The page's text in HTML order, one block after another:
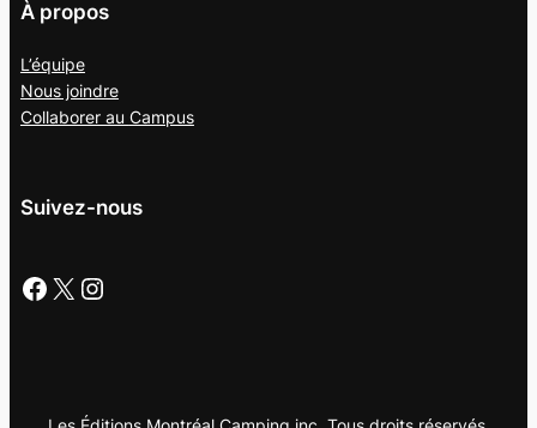
À propos
L’équipe
Nous joindre
Collaborer au Campus
Suivez-nous
Facebook X Instagram